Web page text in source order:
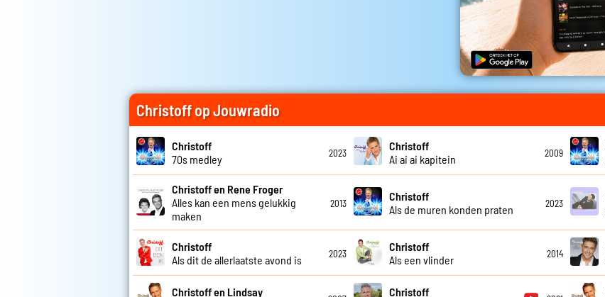
Christoff op Jouwradio
Christoff
70s medley
2023
Christoff
Ai ai ai kapitein
2009
Christoff en Rene Froger
Alles kan een mens gelukkig
maken
2013
Christoff
Als de muren konden praten
2023
Christoff
Als dit de allerlaatste avond is
2023
Christoff
Als een vlinder
2014
Christoff en Lindsay
Christoff